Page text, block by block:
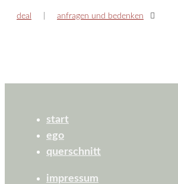
deal anfragen und bedenken
start
ego
querschnitt
impressum